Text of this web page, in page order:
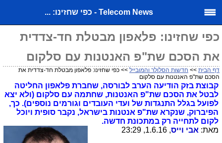
Telecom News - כפי שחזינו: ...
כפי שחזינו: פלאפון מבטלת חד-צדדית
את הסכם שת"פ האנטנות עם סלקום
דף הבית >> חדשות הסלולר והמובייל >> כפי שחזינו: פלאפון מבטלת חד-צדדית את
הסכם שת"פ האנטנות עם סלקום
קבוצת בזק הודיעה הערב לבורסה, שחברת פלאפון החליטה
לבטל את הסכם שת"פ האנטנות, שחתמה עם סלקום (ולא יצא
לפועל בגלל התנגדות של ועדי העובדים וגורמים נוספים). כך,
הפיברוק, שנקרא שת"פ אנטנות בישראל, נקבר סופית ויוכל
לקום לתחייה רק במתכונת חדשה.
מאת: אבי וייס, 1.6.16, 23:29